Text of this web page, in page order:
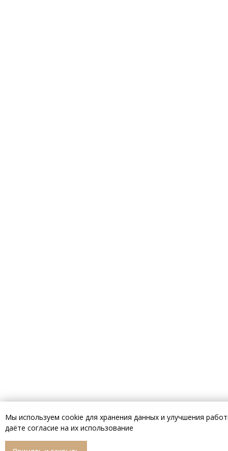
Мы используем cookie для хранения данных и улучшения
даёте согласие на их использование